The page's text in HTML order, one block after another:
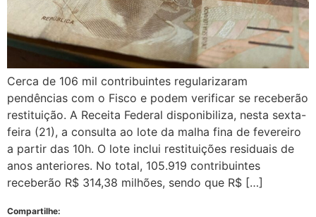
Cerca de 106 mil contribuintes regularizaram
pendências com o Fisco e podem verificar se receberão
restituição. A Receita Federal disponibiliza, nesta sexta-
feira (21), a consulta ao lote da malha fina de fevereiro
a partir das 10h. O lote inclui restituições residuais de
anos anteriores. No total, 105.919 contribuintes
receberão R$ 314,38 milhões, sendo que R$ […]
Compartilhe: